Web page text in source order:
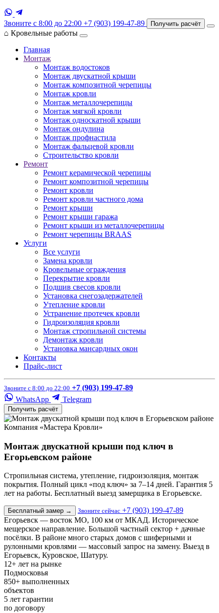
Звоните с 8:00 до 22:00 +7 (903) 199-47-89 Получить расчёт
⌂ Кровельные работы
Главная
Монтаж
Монтаж водостоков
Монтаж двускатной крыши
Монтаж композитной черепицы
Монтаж кровли
Монтаж металлочерепицы
Монтаж мягкой кровли
Монтаж односкатной крыши
Монтаж ондулина
Монтаж профнастила
Монтаж фальцевой кровли
Строительство кровли
Ремонт
Ремонт керамической черепицы
Ремонт композитной черепицы
Ремонт кровли
Ремонт кровли частного дома
Ремонт крыши
Ремонт крыши гаража
Ремонт крыши из металлочерепицы
Ремонт черепицы BRAAS
Услуги
Все услуги
Замена кровли
Кровельные ограждения
Перекрытие кровли
Подшив свесов кровли
Установка снегозадержателей
Утепление кровли
Устранение протечек кровли
Гидроизоляция кровли
Монтаж стропильной системы
Демонтаж кровли
Установка мансардных окон
Контакты
Прайс-лист
Звоните с 8:00 до 22:00 +7 (903) 199-47-89
WhatsApp
Telegram
Получить расчёт
Компания «Мастера Кровли»
Монтаж двускатной крыши под ключ в
Егорьевском районе
Стропильная система, утепление, гидроизоляция, монтаж
покрытия. Полный цикл «под ключ» за 7–14 дней. Гарантия 5
лет на работы. Бесплатный выезд замерщика в Егорьевске.
Бесплатный замер → Звоните сейчас +7 (903) 199-47-89
Егорьевск — восток МО, 100 км от МКАД. Историческое
мещерское направление. Большой частный сектор + дачные
посёлки. В районе много старых домов с шиферными и
рулонными кровлями — массовый запрос на замену. Выезд в
Егорьевск, Куровское, Шатуру.
12+ лет на рынке
Подмосковья
850+ выполненных
объектов
5 лет гарантии
по договору